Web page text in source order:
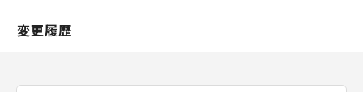
されるまで有効に存続します。
びその複製物のすべてを廃棄および消去す
変更履歴